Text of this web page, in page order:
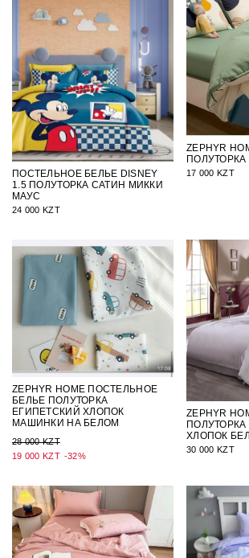
ПОСТЕЛЬНОЕ БЕЛЬЕ DISNEY
1.5 ПОЛУТОРКА САТИН МИККИ
МАУС
24 000 KZT
ZEPHYR
17 000 KZT
ZEPHYR HOME ПОСТЕЛЬНОЕ
БЕЛЬЕ ПОЛУТОРКА
ЕГИПЕТСКИЙ ХЛОПОК
МАШИНКИ НА БЕЛОМ
28 000 KZT
19 000 KZT -32%
ZEPHYR
ХЛОПОК
30 000 KZT